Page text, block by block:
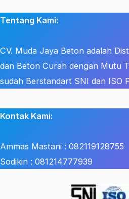
Tentang Kami:
CV. Muda Jaya Beton adalah
dan Beton Curah dengan Mutu
sudah Berstandart SNI dan ISO
Kontak Kami:
Ammas Mastani : 082119128755
Sodikin : 081214777939